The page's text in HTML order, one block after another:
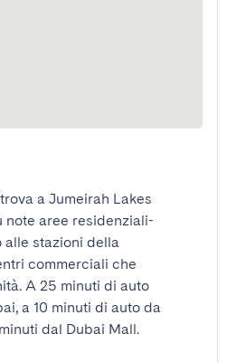
a Jumeirah Lakes
note aree residenziali-
alle stazioni della
commerciali che
A 25 minuti di auto
a 10 minuti di auto da
dal Dubai Mall.